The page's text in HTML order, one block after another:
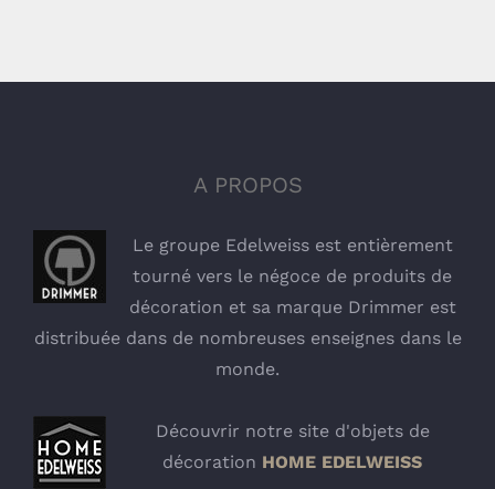
A PROPOS
Le groupe Edelweiss est entièrement
tourné vers le négoce de produits de
décoration et sa marque Drimmer est
distribuée dans de nombreuses enseignes dans le
monde.
Découvrir notre site d'objets de
décoration HOME EDELWEISS